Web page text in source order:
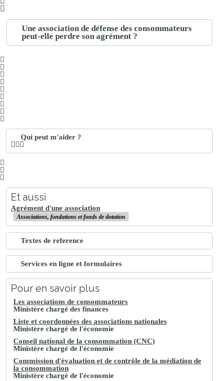
Une association de défense des consommateurs
peut-elle perdre son agrément ?
Qui peut m'aider ?
Et aussi
Agrément d'une association
Associations, fondations et fonds de dotation
Textes de reference
Services en ligne et formulaires
Pour en savoir plus
Les associations de consommateurs
Ministère chargé des finances
Liste et coordonnées des associations nationales
Ministère chargé de l'économie
Conseil national de la consommation (CNC)
Ministère chargé de l'économie
Commission d'évaluation et de contrôle de la médiation de
la consommation
Ministère chargé de l'économie